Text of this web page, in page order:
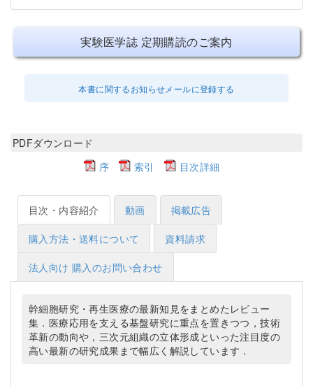
実験医学誌 定期購読のご案内
本書に関するお知らせメールに登録する
PDFダウンロード
序
索引 目次詳細
目次・内容紹介 動画 掲載広告
購入方法・送料について 資料請求
法人向け 購入のお問い合わせ
幹細胞研究・再生医療の最新知見をまとめたレビュー
集．医療応用を支える基盤研究に重点を置きつつ，技術
革新の動向や，三次元組織の立体形成といった注目度の
高い最新の研究成果まで幅広く解説しています．